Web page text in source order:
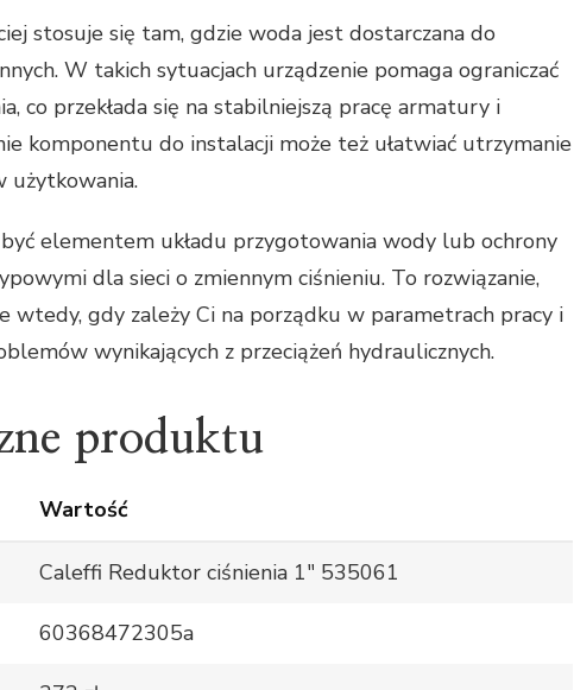
stosuje się tam, gdzie woda jest dostarczana do
W takich sytuacjach urządzenie pomaga ograniczać
co przekłada się na stabilniejszą pracę armatury i
komponentu do instalacji może też ułatwiać utrzymanie
użytkowania.
elementem układu przygotowania wody lub ochrony
dla sieci o zmiennym ciśnieniu. To rozwiązanie,
wtedy, gdy zależy Ci na porządku w parametrach pracy i
wynikających z przeciążeń hydraulicznych.
produktu
Wartość
Caleffi Reduktor ciśnienia 1" 535061
60368472305a